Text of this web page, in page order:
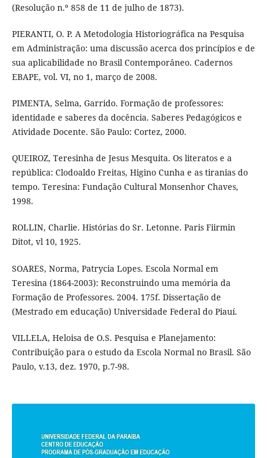
(Resolução n.º 858 de 11 de julho de 1873).
PIERANTI, O. P. A Metodologia Historiográfica na Pesquisa
em Administração: uma discussão acerca dos princípios e de
sua aplicabilidade no Brasil Contemporâneo. Cadernos
EBAPE, vol. VI, no 1, março de 2008.
PIMENTA, Selma, Garrido. Formação de professores:
identidade e saberes da docência. Saberes Pedagógicos e
Atividade Docente. São Paulo: Cortez, 2000.
QUEIROZ, Teresinha de Jesus Mesquita. Os literatos e a
república: Clodoaldo Freitas, Higino Cunha e as tiranias do
tempo. Teresina: Fundação Cultural Monsenhor Chaves,
1998.
ROLLIN, Charlie. Histórias do Sr. Letonne. Paris Fiirmin
Ditot, vl 10, 1925.
SOARES, Norma, Patrycia Lopes. Escola Normal em
Teresina (1864-2003): Reconstruindo uma memória da
Formação de Professores. 2004. 175f. Dissertação de
(Mestrado em educação) Universidade Federal do Piauí.
VILLELA, Heloisa de O.S. Pesquisa e Planejamento:
Contribuição para o estudo da Escola Normal no Brasil. São
Paulo, v.13, dez. 1970, p.7-98.